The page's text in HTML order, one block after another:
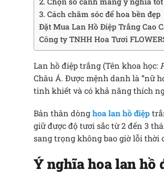
3. Cách chăm sóc để hoa bền đẹp
Đặt Mua Lan Hồ Điệp Trắng Cao
Công ty TNHH Hoa Tươi
Lan hồ điệp trắng (Tên khoa học:
Châu Á. Được mệnh danh là “nữ
tinh khiết và có khả năng thích
Bản thân dònghoa lan hồ điệp
giữ được độ tươi sắc từ 2 đến 3
sang trọng không bao giờ lỗi thời
Ý nghĩa hoa lan hồ